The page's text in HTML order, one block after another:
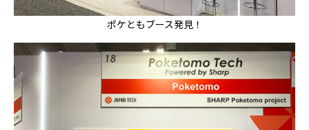
ポケともブース発見！